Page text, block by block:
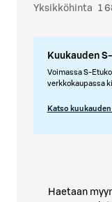
Yksikköhinta 1
Kuukauden
Voimassa S-
verkkokaupassa
Katso
Haetaan